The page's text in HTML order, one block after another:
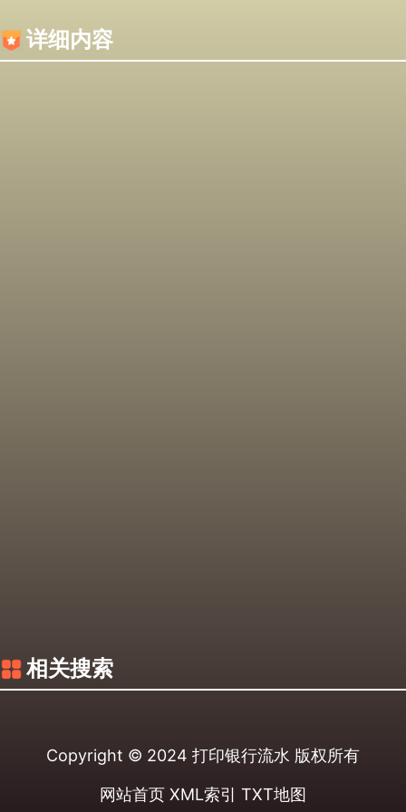
详细内容
相关搜索
Copyright © 2024 打印银行流水 版权所有
网站首页 XML索引 TXT地图